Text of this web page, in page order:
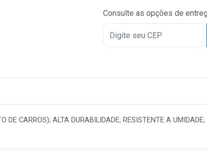
4x
5x
Consulte as opções de
DE CARROS); ALTA DURABILIDADE; RESISTENTE A